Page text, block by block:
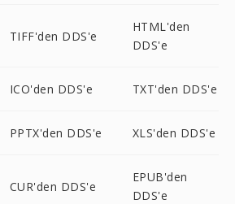
TIFF'den DDS'e
HTML'den
DDS'e
ICO'den DDS'e TXT'den DDS'e
PPTX'den DDS'e XLS'den DDS'e
CUR'den DDS'e
EPUB'den
DDS'e